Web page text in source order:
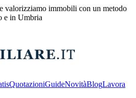
valorizziamo immobili con un metodo
e in Umbria
QuotazioniGuideNovitàBlogLavora